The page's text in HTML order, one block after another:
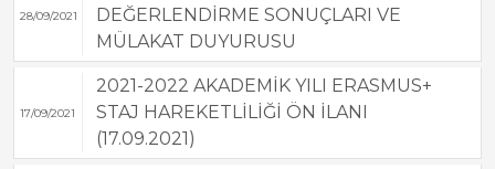
28/09/2021
DEĞERLENDİRME SONUÇLARI VE
MÜLAKAT DUYURUSU
17/09/2021
2021-2022 AKADEMİK YILI ERASMUS+
STAJ HAREKETLİLİĞİ ÖN İLANI
(17.09.2021)